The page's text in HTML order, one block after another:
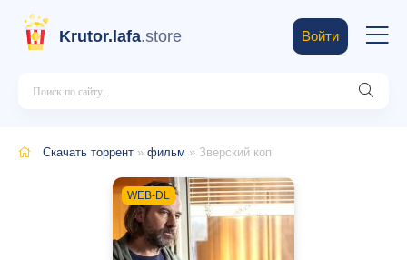
Krutor.lafa.store Войти
Скачать торрент » фильм » Зверский коп
WEB-DL